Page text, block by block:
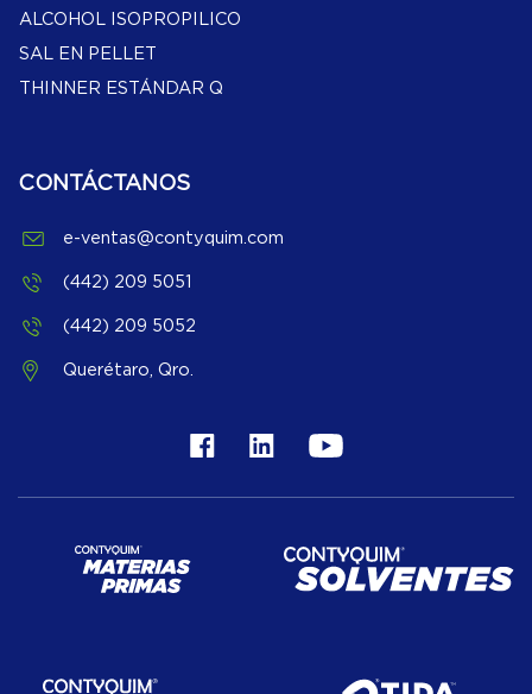
ALCOHOL ISOPROPILICO
SAL EN PELLET
THINNER ESTÁNDAR Q
CONTÁCTANOS
e-ventas@contyquim.com
(442) 209 5051
(442) 209 5052
Querétaro, Qro.